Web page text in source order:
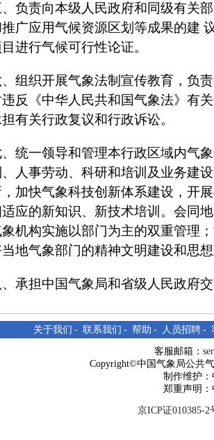
、负责向本级人民政府和同级有关
广应用气候资源区划等成果的建
进行气候可行性论证。
、组织开展气象法制宣传教育，负
违反《中华人民共和国气象法》有
有关行政复议和行政诉讼。
统一领导和管理本行政区域内气
人事劳动、科研和培训及业务建
，加快气象科技创新体系建设，开
应的新知识、新技术培训。会同
机构实施以部门为主的双重管理
地气象部门的精神文明建设和思
、承担中国气象局和省级人民政府
关于我们 - 联系我们 - 帮助 - 人员招聘 -
客服邮箱：
Copyright©中国气象局公共
制作维护
郑重声明
京ICP证010385-2